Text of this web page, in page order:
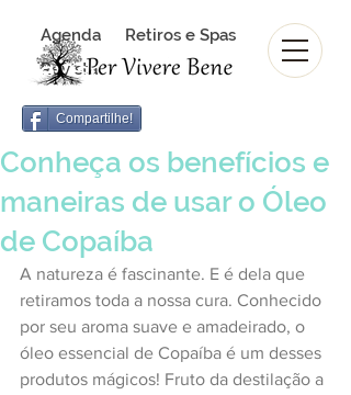
Agenda
Revista
Retiros e Spas
Revista Per Vivere Bene
Compartilhe!
Conheça os benefícios e
maneiras de usar o Óleo
de Copaíba
A natureza é fascinante. E é dela que
retiramos toda a nossa cura. Conhecido
por seu aroma suave e amadeirado, o
óleo essencial de Copaíba é um desses
produtos mágicos! Fruto da destilação a